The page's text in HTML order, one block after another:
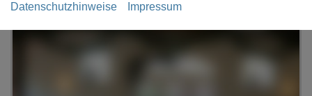
Datenschutzhinweise Impressum
Festsaal Gristeder Hof